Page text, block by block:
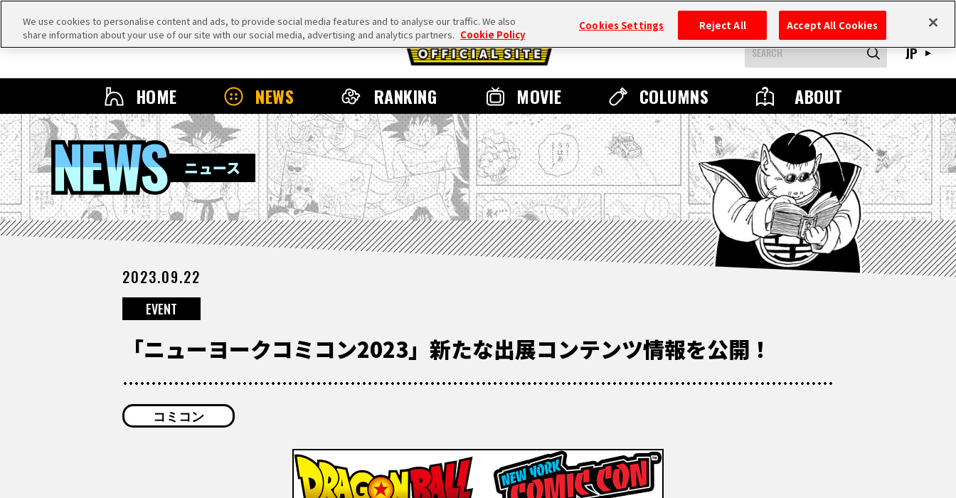
HOME NEWS RANKING MOVIE COLUMNS ABOUT
JP
NEWS
ニュース
2023.09.22
EVENT
「ニューヨークコミコン2023」新たな出展コンテンツ情報を公開！
コミコン
We use cookies to personalise content and ads, to provide social media features and to analyse our traffic. We also
share information about your use of our site with our social media, advertising and analytics partners. Cookie Policy
Cookies Settings Reject All Accept All Cookies